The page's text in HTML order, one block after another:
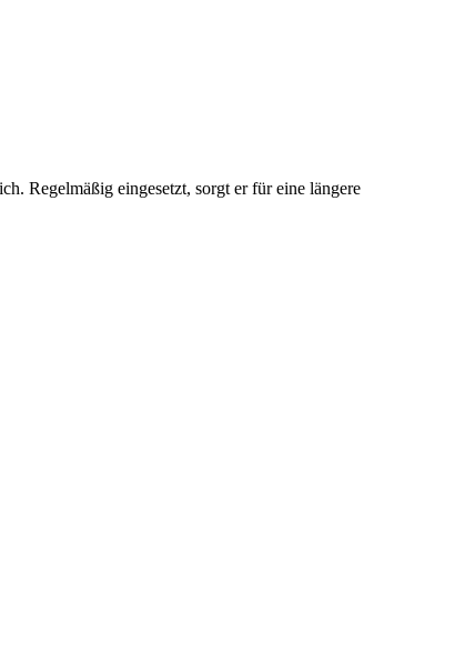
Regelmäßig eingesetzt, sorgt er für eine längere